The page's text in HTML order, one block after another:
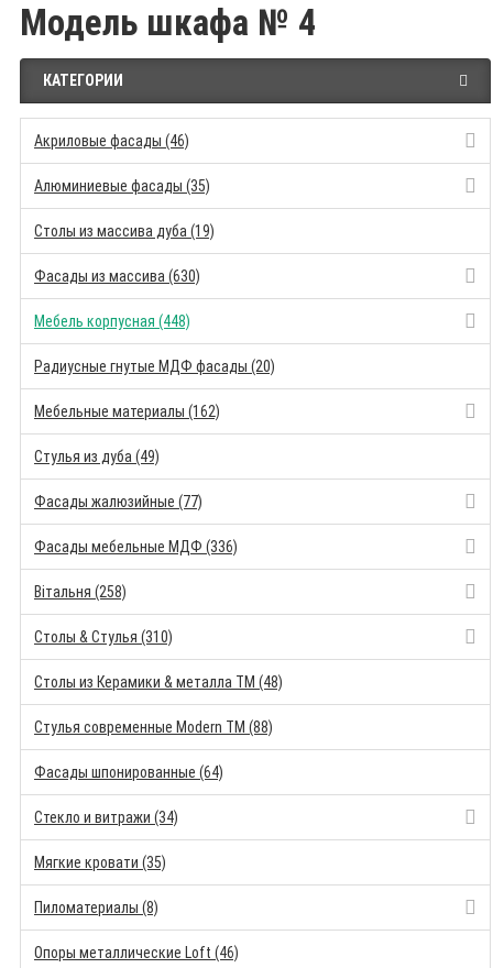
Модель шкафа № 4
КАТЕГОРИИ
Акриловые фасады (46)
Алюминиевые фасады (35)
Столы из массива дуба (19)
Фасады из массива (630)
Мебель корпусная (448)
Радиусные гнутые МДФ фасады (20)
Мебельные материалы (162)
Стулья из дуба (49)
Фасады жалюзийные (77)
Фасады мебельные МДФ (336)
Вітальня (258)
Столы & Стулья (310)
Столы из Керамики & металла TM (48)
Стулья современные Modern TM (88)
Фасады шпонированные (64)
Стекло и витражи (34)
Мягкие кровати (35)
Пиломатериалы (8)
Опоры металлические Loft (46)